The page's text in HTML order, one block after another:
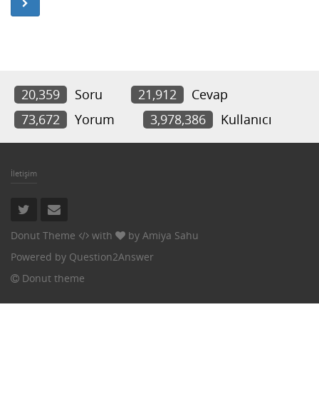
20,359 Soru 21,912
Cevap
73,672
Yorum 3,978,386 Kullanıcı
İletişim
Donut Theme with by Amiya Sahu
Powered by Question2Answer
Donut theme